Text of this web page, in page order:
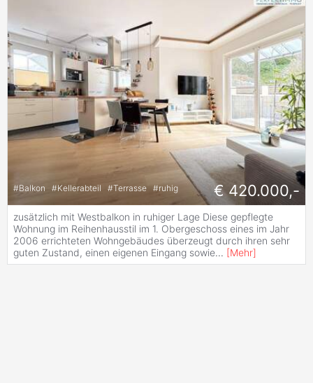
#Balkon #Kellerabteil #Terrasse #ruhig € 420.000,-
zusätzlich mit Westbalkon in ruhiger Lage Diese gepflegte
Wohnung im Reihenhausstil im 1. Obergeschoss eines im Jahr
2006 errichteten Wohngebäudes überzeugt durch ihren sehr
guten Zustand, einen eigenen Eingang sowie... [Mehr]